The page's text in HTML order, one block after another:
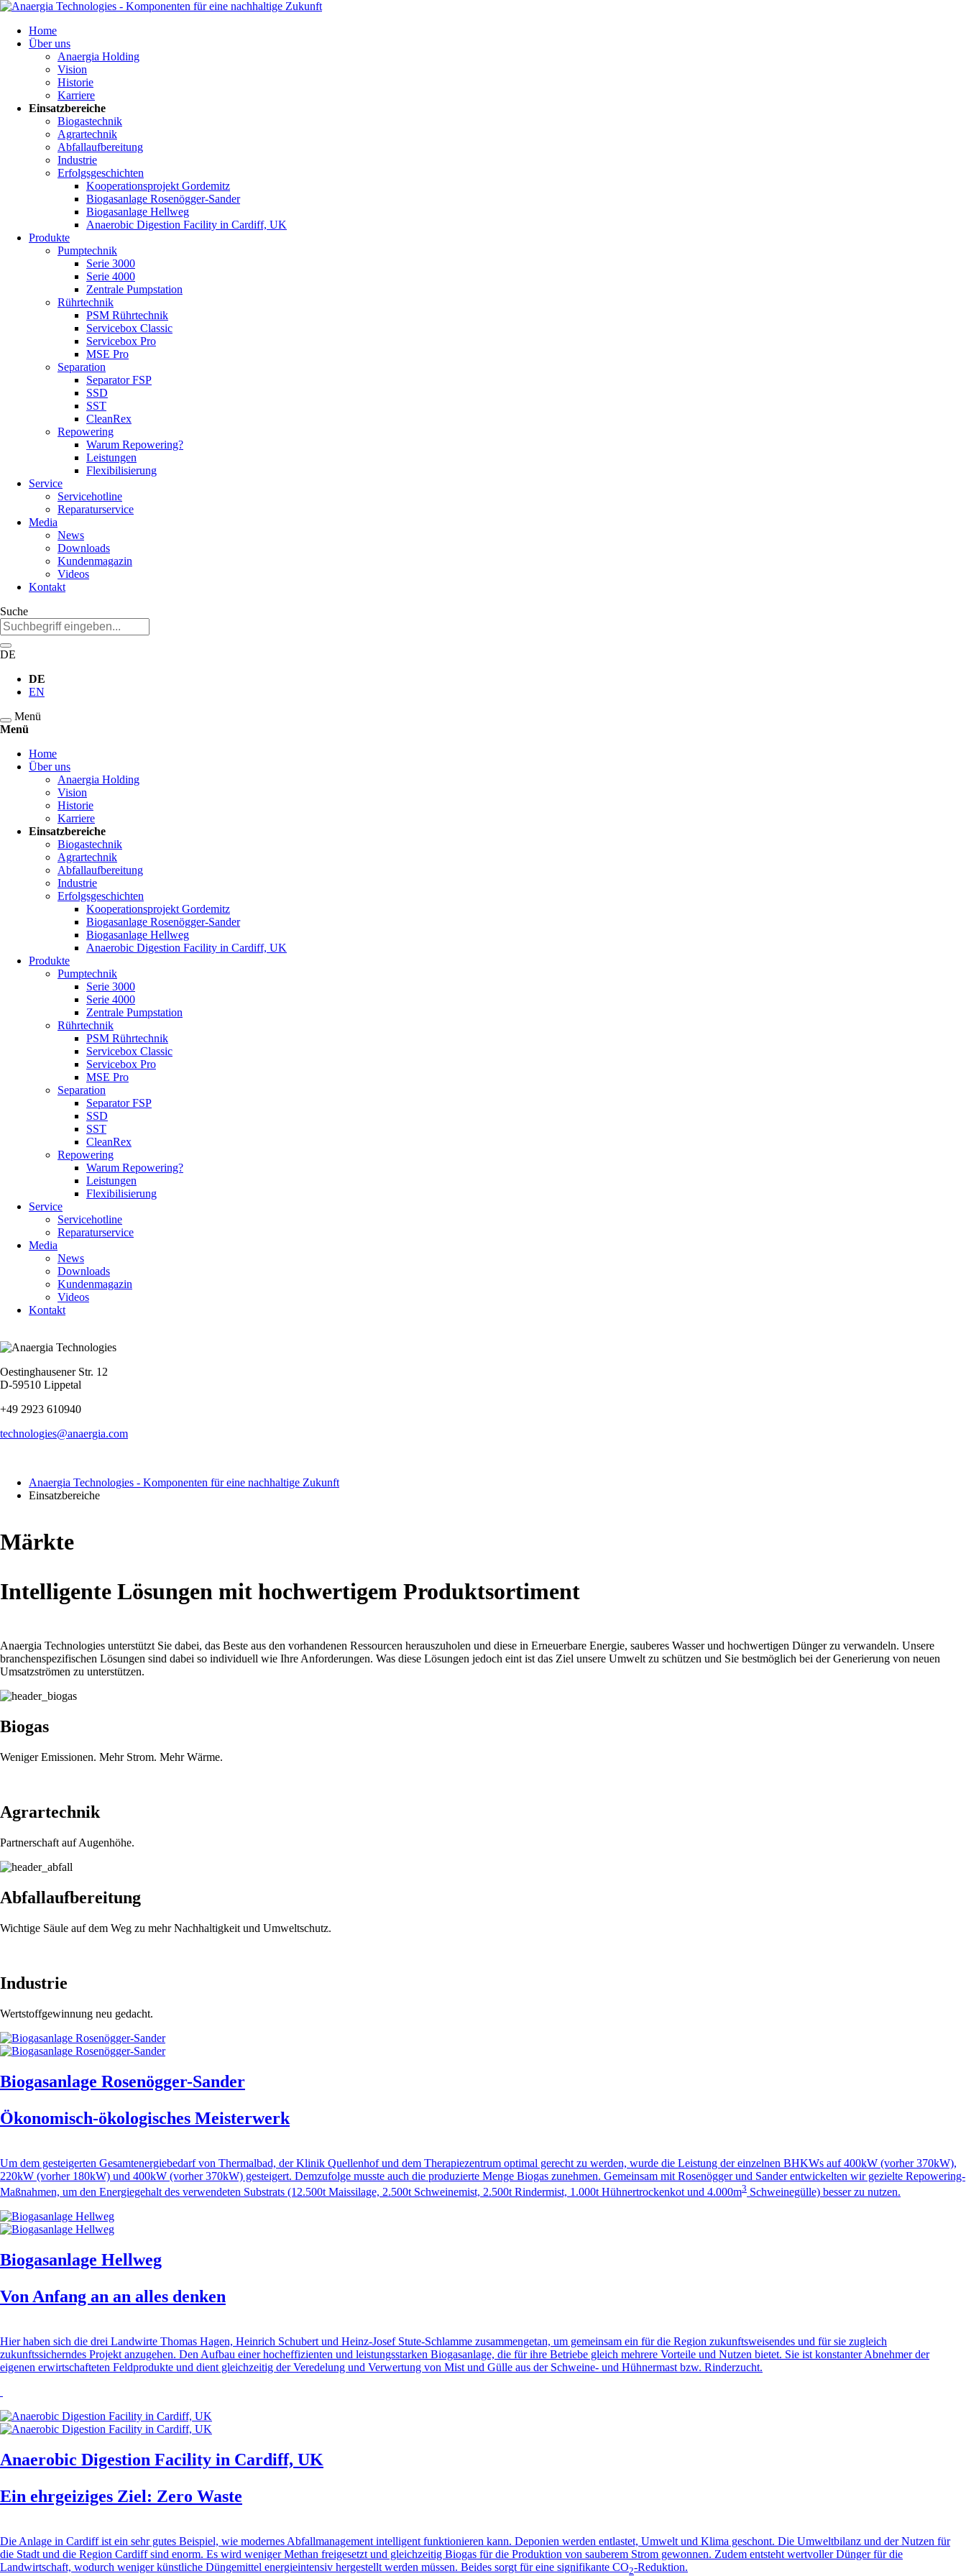
überspringen
Home
Über uns
Anaergia Holding
Vision
Historie
Karriere
Einsatzbereiche
Biogastechnik
Agrartechnik
Abfallaufbereitung
Industrie
Erfolgsgeschichten
Kooperationsprojekt Gordemitz
Biogasanlage Rosenögger-Sander
Biogasanlage Hellweg
Anaerobic Digestion Facility in Cardiff, UK
Produkte
Pumptechnik
Serie 3000
Serie 4000
Zentrale Pumpstation
Rührtechnik
PSM Rührtechnik
Servicebox Classic
Servicebox Pro
MSE Pro
Separation
Separator FSP
SSD
SST
CleanRex
Repowering
Warum Repowering?
Leistungen
Flexibilisierung
Service
Servicehotline
Reparaturservice
Media
News
Downloads
Kundenmagazin
Videos
Kontakt
Suche
Suchbegriffe
DE
DE
EN
Menü
Menü
überspringen
Home
Über uns
Anaergia Holding
Vision
Historie
Karriere
Einsatzbereiche
Biogastechnik
Agrartechnik
Abfallaufbereitung
Industrie
Erfolgsgeschichten
Kooperationsprojekt Gordemitz
Biogasanlage Rosenögger-Sander
Biogasanlage Hellweg
Anaerobic Digestion Facility in Cardiff, UK
Produkte
Pumptechnik
Serie 3000
Serie 4000
Zentrale Pumpstation
Rührtechnik
PSM Rührtechnik
Servicebox Classic
Servicebox Pro
MSE Pro
Separation
Separator FSP
SSD
SST
CleanRex
Repowering
Warum Repowering?
Leistungen
Flexibilisierung
Service
Servicehotline
Reparaturservice
Media
News
Downloads
Kundenmagazin
Videos
Kontakt
Oestinghausener Str. 12
D-59510 Lippetal
+49 2923 610940
technologies@anaergia.com
Anaergia Technologies - Komponenten für eine nachhaltige Zukunft
Einsatzbereiche
Märkte
Intelligente Lösungen mit hochwertigem Produktsortiment
Anaergia Technologies unterstützt Sie dabei, das Beste aus den vorhandenen Ressourcen herauszuholen und diese in Erneuerbare Energie, sauberes Wasser und hochwertigen Dünger zu verwandeln. Unsere
branchenspezifischen Lösungen sind dabei so individuell wie Ihre Anforderungen. Was diese Lösungen jedoch eint ist das Ziel unsere Umwelt zu schützen und Sie bestmöglich bei der Generierung von neuen
Umsatzströmen zu unterstützen.
Biogas
Weniger Emissionen. Mehr Strom. Mehr Wärme.
Agrartechnik
Partnerschaft auf Augenhöhe.
Abfallaufbereitung
Wichtige Säule auf dem Weg zu mehr Nachhaltigkeit und Umweltschutz.
Industrie
Wertstoffgewinnung neu gedacht.
Biogasanlage Rosenögger-Sander
Ökonomisch-ökologisches Meisterwerk
Um dem gesteigerten Gesamtenergiebedarf von Thermalbad, der Klinik Quellenhof und dem Therapiezentrum optimal gerecht zu werden, wurde die Leistung der einzelnen BHKWs auf 400kW (vorher 370kW),
220kW (vorher 180kW) und 400kW (vorher 370kW) gesteigert. Demzufolge musste auch die produzierte Menge Biogas zunehmen. Gemeinsam mit Rosenögger und Sander entwickelten wir gezielte Repowering-
Maßnahmen, um den Energiegehalt des verwendeten Substrats (12.500t Maissilage, 2.500t Schweinemist, 2.500t Rindermist, 1.000t Hühnertrockenkot und 4.000m3 Schweinegülle) besser zu nutzen.
Biogasanlage Hellweg
Von Anfang an an alles denken
Hier haben sich die drei Landwirte Thomas Hagen, Heinrich Schubert und Heinz-Josef Stute-Schlamme zusammengetan, um gemeinsam ein für die Region zukunftsweisendes und für sie zugleich
zukunftssicherndes Projekt anzugehen. Den Aufbau einer hocheffizienten und leistungsstarken Biogasanlage, die für ihre Betriebe gleich mehrere Vorteile und Nutzen bietet. Sie ist konstanter Abnehmer der
eigenen erwirtschafteten Feldprodukte und dient gleichzeitig der Veredelung und Verwertung von Mist und Gülle aus der Schweine- und Hühnermast bzw. Rinderzucht.
Anaerobic Digestion Facility in Cardiff, UK
Ein ehrgeiziges Ziel: Zero Waste
Die Anlage in Cardiff ist ein sehr gutes Beispiel, wie modernes Abfallmanagement intelligent funktionieren kann. Deponien werden entlastet, Umwelt und Klima geschont. Die Umweltbilanz und der Nutzen für
die Stadt und die Region Cardiff sind enorm. Es wird weniger Methan freigesetzt und gleichzeitig Biogas für die Produktion von sauberem Strom gewonnen. Zudem entsteht wertvoller Dünger für die
Landwirtschaft, wodurch weniger künstliche Düngemittel energieintensiv hergestellt werden müssen. Beides sorgt für eine signifikante CO2-Reduktion.